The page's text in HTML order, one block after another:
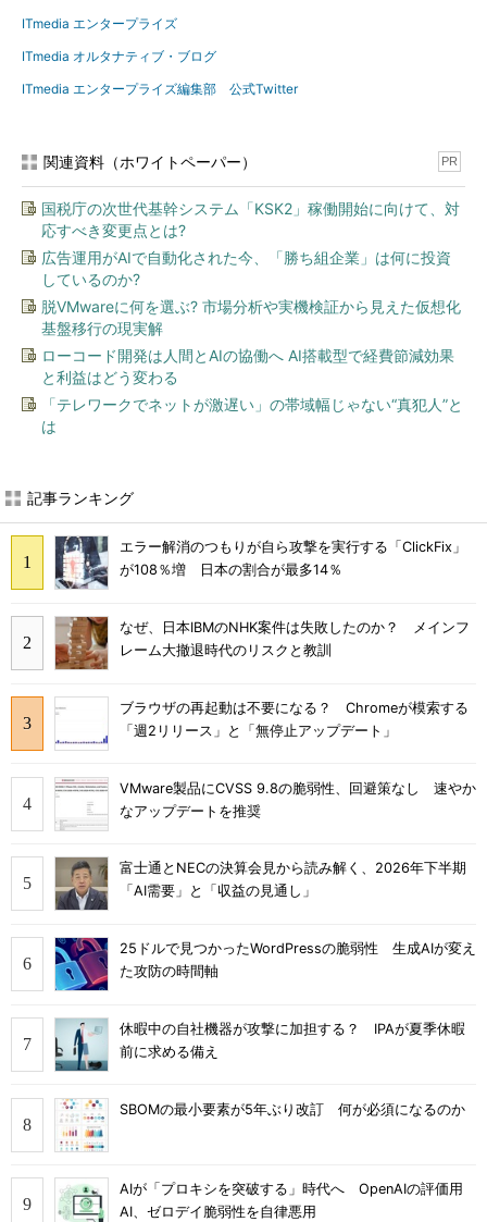
ITmedia エンタープライズ
ITmedia オルタナティブ・ブログ
ITmedia エンタープライズ編集部 公式Twitter
関連資料（ホワイトペーパー） PR
国税庁の次世代基幹システム「KSK2」稼働開始に向けて、対
応すべき変更点とは?
広告運用がAIで自動化された今、「勝ち組企業」は何に投資
しているのか?
脱VMwareに何を選ぶ? 市場分析や実機検証から見えた仮想化
基盤移行の現実解
ローコード開発は人間とAIの協働へ AI搭載型で経費節減効果
と利益はどう変わる
「テレワークでネットが激遅い」の帯域幅じゃない“真犯人”と
は
記事ランキング
エラー解消のつもりが自ら攻撃を実行する「ClickFix」
が108％増 日本の割合が最多14％
なぜ、日本IBMのNHK案件は失敗したのか？ メインフ
レーム大撤退時代のリスクと教訓
ブラウザの再起動は不要になる？ Chromeが模索する
「週2リリース」と「無停止アップデート」
VMware製品にCVSS 9.8の脆弱性、回避策なし 速やか
なアップデートを推奨
富士通とNECの決算会見から読み解く、2026年下半期
「AI需要」と「収益の見通し」
25ドルで見つかったWordPressの脆弱性 生成AIが変え
た攻防の時間軸
休暇中の自社機器が攻撃に加担する？ IPAが夏季休暇
前に求める備え
SBOMの最小要素が5年ぶり改訂 何が必須になるのか
AIが「プロキシを突破する」時代へ OpenAIの評価用
AI、ゼロデイ脆弱性を自律悪用